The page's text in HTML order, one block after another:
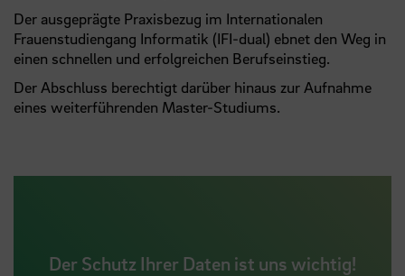
Der ausgeprägte Praxisbezug im Internationalen
Frauenstudiengang Informatik (IFI-dual) ebnet den Weg in
einen schnellen und erfolgreichen Berufseinstieg.
Der Abschluss berechtigt darüber hinaus zur Aufnahme
eines weiterführenden Master-Studiums.
Der Schutz Ihrer Daten ist uns wichtig!